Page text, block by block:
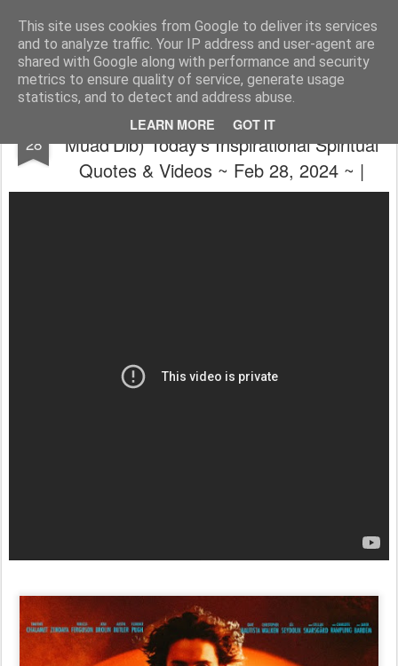
This site uses cookies from Google to deliver its services
and to analyze traffic. Your IP address and user-agent are
shared with Google along with performance and security
metrics to ensure quality of service, generate usage
statistics, and to detect and address abuse.
LEARN MORE GOT IT
The universe is eternal, infinite and vibrant, a conscious cosmos
Pages
28
🙏 ~ 💝 (Dune: Part Two - I Am Usul, Paul
Muad'Dib) Today's Inspirational Spiritual
Quotes & Videos ~ Feb 28, 2024 ~ |